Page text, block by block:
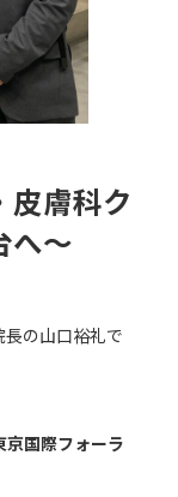
皮膚科ク
へ〜
の山口裕礼で
京国際フォーラ